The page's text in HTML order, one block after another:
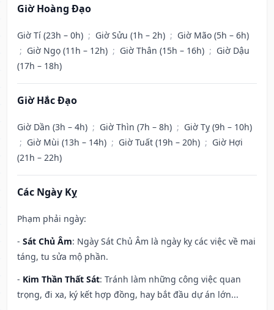
Giờ Hoàng Đạo
Giờ Tí (23h – 0h) ; Giờ Sửu (1h – 2h) ; Giờ Mão (5h – 6h)
; Giờ Ngọ (11h – 12h) ; Giờ Thân (15h – 16h) ; Giờ Dậu
(17h – 18h)
Giờ Hắc Đạo
Giờ Dần (3h – 4h) ; Giờ Thìn (7h – 8h) ; Giờ Tỵ (9h – 10h)
; Giờ Mùi (13h – 14h) ; Giờ Tuất (19h – 20h) ; Giờ Hợi
(21h – 22h)
Các Ngày Kỵ
Phạm phải ngày:
- Sát Chủ Âm: Ngày Sát Chủ Âm là ngày kỵ các việc về mai
táng, tu sửa mộ phần.
- Kim Thần Thất Sát: Tránh làm những công việc quan
trọng, đi xa, ký kết hợp đồng, hay bắt đầu dự án lớn...